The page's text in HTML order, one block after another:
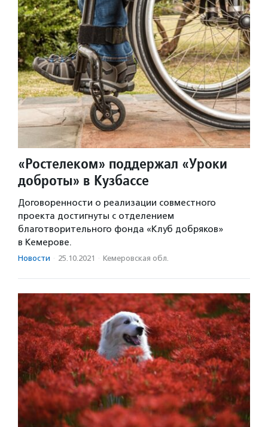
«Ростелеком» поддержал «Уроки
доброты» в Кузбассе
Договоренности о реализации совместного
проекта достигнуты с отделением
благотворительного фонда «Клуб добряков»
в Кемерове.
Новости · 25.10.2021 · Кемеровская обл.